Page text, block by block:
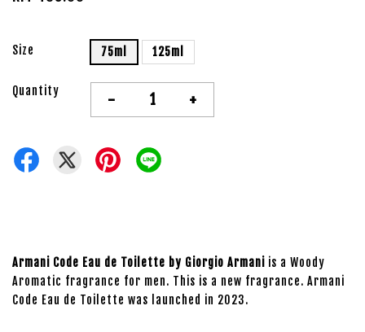
Size 75ml 125ml
Quantity - +
Armani Code Eau de Toilette by Giorgio Armani is a Woody
Aromatic fragrance for men. This is a new fragrance. Armani
Code Eau de Toilette was launched in 2023.